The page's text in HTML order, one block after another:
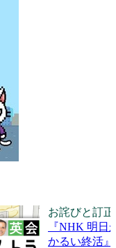
お詫びと訂正
『NHK 明日
かるい終活